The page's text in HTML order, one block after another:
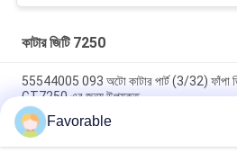
কাটার জিটি 7250
55544005 093 অটো কাটার পার্ট (3/32) ফাঁপা
GT7250 এর জন্য উপযুক্ত
ব্লু গারবার কাটার জিটি৭২৫০ টমসন লেয়ার #
১৫৩৫০০৫৫৭
Favorable